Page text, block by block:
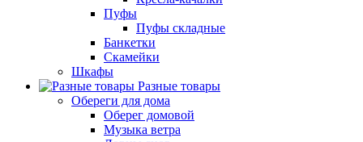
Пуфы
Пуфы складные
Банкетки
Скамейки
Шкафы
Разные товары
Обереги для дома
Оберег домовой
Музыка ветра